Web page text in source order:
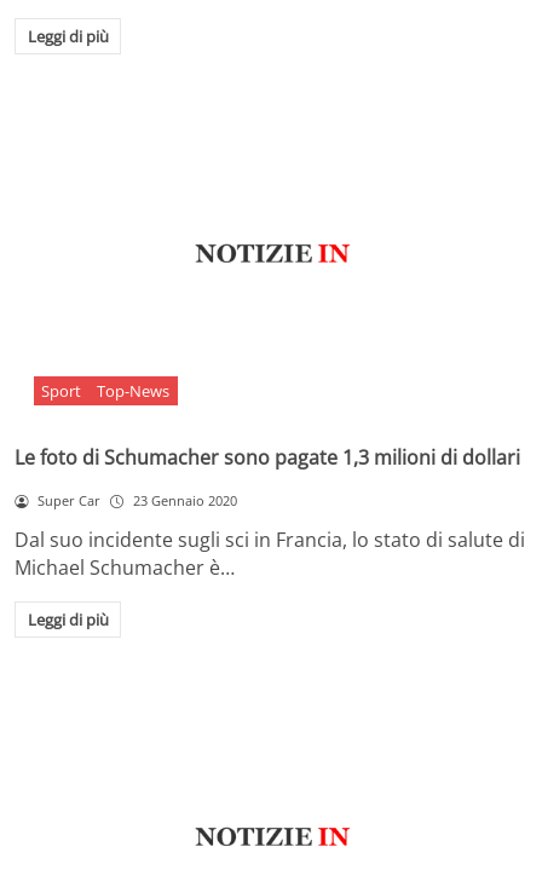
Leggi di più
Sport Top-News
Le foto di Schumacher sono pagate 1,3 milioni di dollari
Super Car 23 Gennaio 2020
Dal suo incidente sugli sci in Francia, lo stato di salute di
Michael Schumacher è…
Leggi di più